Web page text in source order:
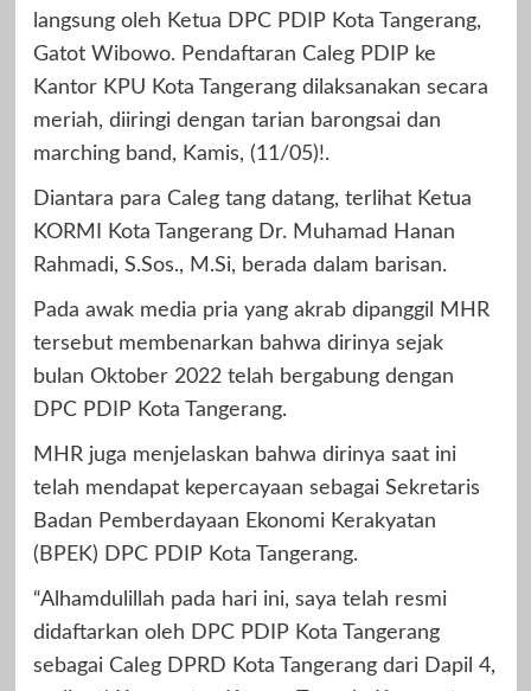
langsung oleh Ketua DPC PDIP Kota Tangerang,
Gatot Wibowo. Pendaftaran Caleg PDIP ke
Kantor KPU Kota Tangerang dilaksanakan secara
meriah, diiringi dengan tarian barongsai dan
marching band, Kamis, (11/05)!.
Diantara para Caleg tang datang, terlihat Ketua
KORMI Kota Tangerang Dr. Muhamad Hanan
Rahmadi, S.Sos., M.Si, berada dalam barisan.
Pada awak media pria yang akrab dipanggil MHR
tersebut membenarkan bahwa dirinya sejak
bulan Oktober 2022 telah bergabung dengan
DPC PDIP Kota Tangerang.
MHR juga menjelaskan bahwa dirinya saat ini
telah mendapat kepercayaan sebagai Sekretaris
Badan Pemberdayaan Ekonomi Kerakyatan
(BPEK) DPC PDIP Kota Tangerang.
“Alhamdulillah pada hari ini, saya telah resmi
didaftarkan oleh DPC PDIP Kota Tangerang
sebagai Caleg DPRD Kota Tangerang dari Dapil 4,